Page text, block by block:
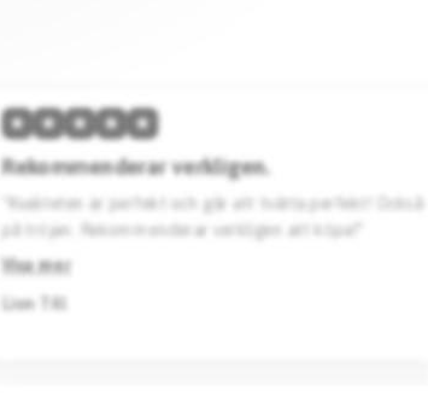
★ ★ ★ ★ ★
Hög kvalitet & skön passform.
“Den här tröjan imponerar med sin höga kvalitet och
Designen är stilren. Jag köpte en svart Barcelona
Rekommenderar starkt.”
Visa mer